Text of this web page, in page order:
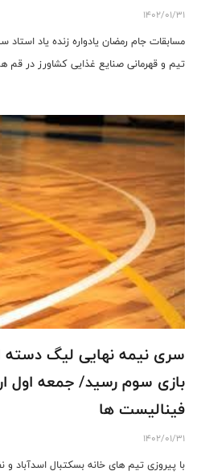
1402/01/31
مسابقات جام رمضان یادواره زنده یاد
تیم و قهرمانی صنایع غذایی کشاورز در قم
سری نیمه نهایی لیگ دسته
بازی سوم رسید/ جمعه اول
فینالیست ها
1402/01/31
با پیروزی تیم های خانه بسکتبال اسدآباد